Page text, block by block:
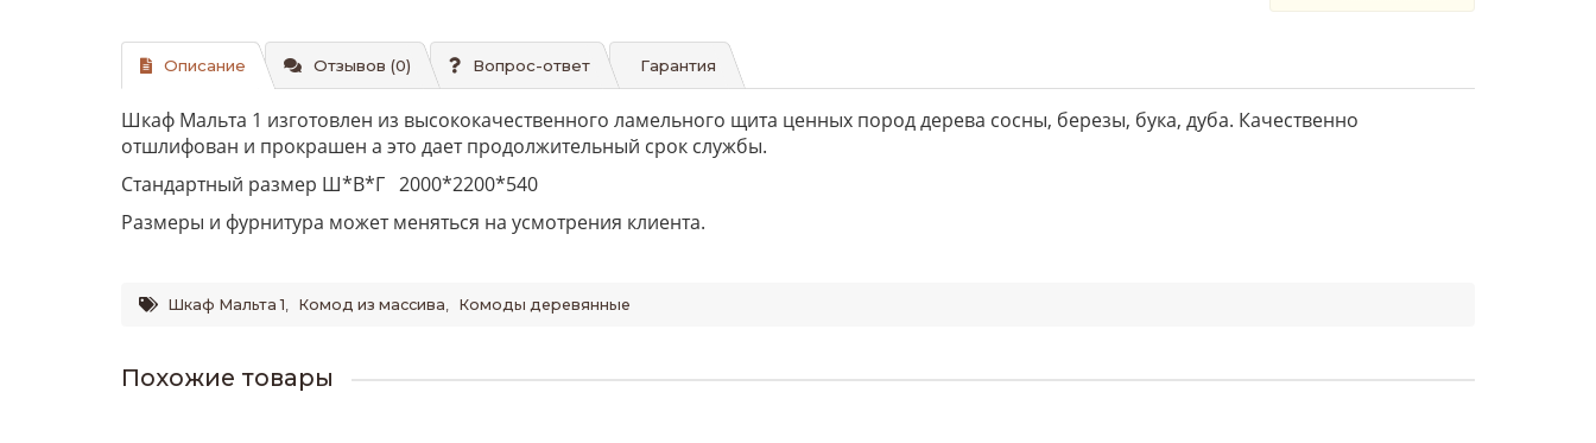
Описание Отзывов (0) Вопрос-ответ Гарантия
Шкаф Мальта 1 изготовлен из высококачественного ламельного щита ценных пород дерева сосны, березы, бука, дуба. Качественно
отшлифован и прокрашен а это дает продолжительный срок службы.
Стандартный размер Ш*В*Г 2000*2200*540
Размеры и фурнитура может меняться на усмотрения клиента.
Шкаф Мальта 1, Комод из массива, Комоды деревянные
Похожие товары